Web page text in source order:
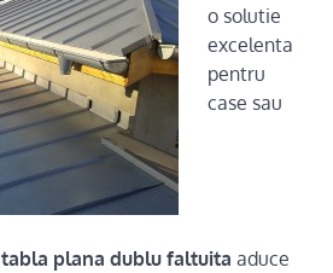
o solutie
excelenta
pentru
case sau
tabla plana dublu faltuita aduce